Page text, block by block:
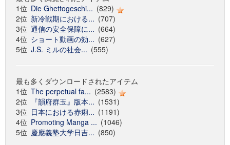
1位 Die Ghettogeschi... (829)
2位 新冷戦期における... (707)
3位 通信の安全保障に... (664)
4位 ショート動画の効... (627)
5位 J.S. ミルの社会... (555)
最も多くダウンロードされたアイテム
1位 The perpetual fa... (2583)
2位
『韻府群玉』版本... (1531)
3位 日本における赤痢... (1191)
4位 Promoting Manga ... (1046)
5位 慶應義塾大学日吉... (850)